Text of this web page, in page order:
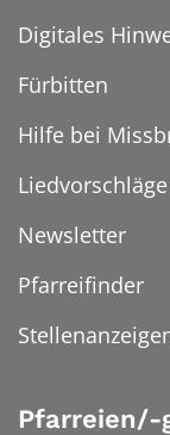
Digitales
Fürbitten
Hilfe bei
Liedvorschläge
Newsletter
Pfarreifinder
Pfarreien/-